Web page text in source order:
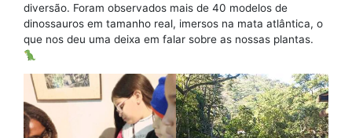
diversão. Foram observados mais de 40 modelos de
dinossauros em tamanho real, imersos na mata atlântica, o
que nos deu uma deixa em falar sobre as nossas plantas.